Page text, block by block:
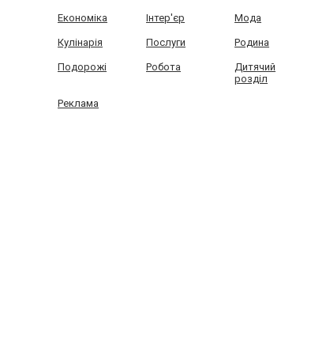
Економіка Інтер'єр Мода
Кулінарія Послуги Родина
Подорожі Робота
Дитячий
розділ
Реклама